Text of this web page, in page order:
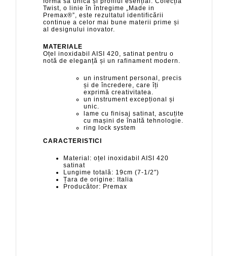
Twist, o linie în întregime „Made in
Premax®”, este rezultatul identificării
continue a celor mai bune materii prime și
al designului inovator.
MATERIALE
Oțel inoxidabil AISI 420, satinat pentru o
notă de eleganță și un rafinament modern.
un instrument personal, precis
și de încredere, care îți
exprimă creativitatea.
un instrument excepțional și
unic.
lame cu finisaj satinat, ascuțite
cu mașini de înaltă tehnologie.
ring lock system
CARACTERISTICI
Material: oțel inoxidabil AISI 420
satinat
Lungime totală: 19cm (7-1/2″)
Țara de origine: Italia
Producător: Premax